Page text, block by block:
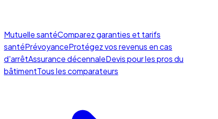
Mutuelle santéComparez garanties et tarifs
santéPrévoyanceProtégez vos revenus en cas
d'arrêtAssurance décennaleDevis pour les pros du
bâtimentTous les comparateurs